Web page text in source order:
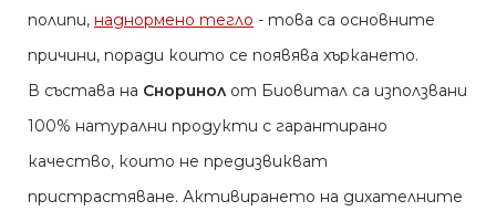
полипи, наднормено тегло - това са основните
причини, поради които се появява хъркането.
В състава на Сноринол от Биовитал са използвани
100% натурални продукти с гарантирано
качество, които не предизвикват
пристрастяване. Активирането на дихателните